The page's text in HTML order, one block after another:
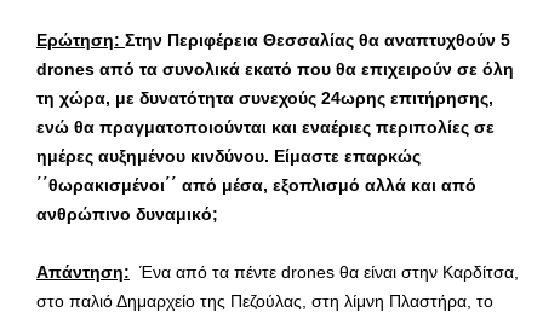
Ερώτηση: Στην Περιφέρεια Θεσσαλίας θα αναπτυχθούν 5
drones από τα συνολικά εκατό που θα επιχειρούν σε όλη
τη χώρα, με δυνατότητα συνεχούς 24ωρης επιτήρησης,
ενώ θα πραγματοποιούνται και εναέριες περιπολίες σε
ημέρες αυξημένου κινδύνου. Είμαστε επαρκώς
΄΄θωρακισμένοι΄΄ από μέσα, εξοπλισμό αλλά και από
ανθρώπινο δυναμικό;
Απάντηση: Ένα από τα πέντε drones θα είναι στην Καρδίτσα,
στο παλιό Δημαρχείο της Πεζούλας, στη λίμνη Πλαστήρα, το